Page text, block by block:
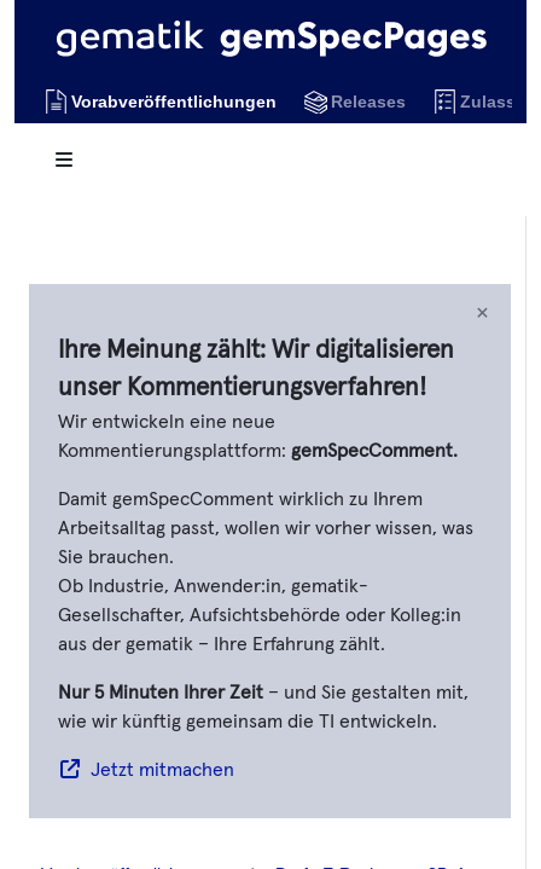
Vorabveröffentlichungen Releases
×
Ihre Meinung zählt: Wir digitalisieren
unser Kommentierungsverfahren!
Wir entwickeln eine neue
Kommentierungsplattform: gemSpecComment.
Damit gemSpecComment wirklich zu Ihrem
Arbeitsalltag passt, wollen wir vorher wissen, was
Sie brauchen.
Ob Industrie, Anwender:in, gematik-
Gesellschafter, Aufsichtsbehörde oder Kolleg:in
aus der gematik – Ihre Erfahrung zählt.
Nur 5 Minuten Ihrer Zeit – und Sie gestalten mit,
wie wir künftig gemeinsam die TI entwickeln.
Jetzt mitmachen